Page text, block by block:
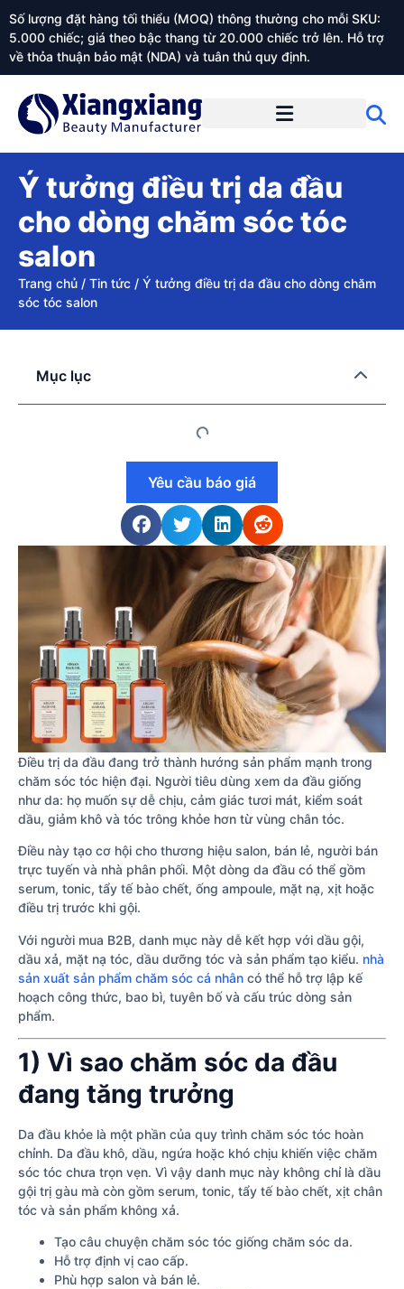
Số lượng đặt hàng tối thiểu (MOQ) thông thường cho mỗi SKU:
5.000 chiếc; giá theo bậc thang từ 20.000 chiếc trở lên. Hỗ trợ
về thỏa thuận bảo mật (NDA) và tuân thủ quy định.
Ý tưởng điều trị da đầu
cho dòng chăm sóc tóc
salon
Trang chủ / Tin tức / Ý tưởng điều trị da đầu cho dòng chăm
sóc tóc salon
Điều trị da đầu đang trở thành hướng sản phẩm mạnh trong
chăm sóc tóc hiện đại. Người tiêu dùng xem da đầu giống
như da: họ muốn sự dễ chịu, cảm giác tươi mát, kiểm soát
dầu, giảm khô và tóc trông khỏe hơn từ vùng chân tóc.
Điều này tạo cơ hội cho thương hiệu salon, bán lẻ, người bán
trực tuyến và nhà phân phối. Một dòng da đầu có thể gồm
serum, tonic, tẩy tế bào chết, ống ampoule, mặt nạ, xịt hoặc
điều trị trước khi gội.
Với người mua B2B, danh mục này dễ kết hợp với dầu gội,
dầu xả, mặt nạ tóc, dầu dưỡng tóc và sản phẩm tạo kiểu. nhà
sản xuất sản phẩm chăm sóc cá nhân có thể hỗ trợ lập kế
hoạch công thức, bao bì, tuyên bố và cấu trúc dòng sản
phẩm.
1) Vì sao chăm sóc da đầu
đang tăng trưởng
Da đầu khỏe là một phần của quy trình chăm sóc tóc hoàn
chỉnh. Da đầu khô, dầu, ngứa hoặc khó chịu khiến việc chăm
sóc tóc chưa trọn vẹn. Vì vậy danh mục này không chỉ là dầu
gội trị gàu mà còn gồm serum, tonic, tẩy tế bào chết, xịt chân
tóc và sản phẩm không xả.
Tạo câu chuyện chăm sóc tóc giống chăm sóc da.
Hỗ trợ định vị cao cấp.
Phù hợp salon và bán lẻ.
Mục lục
Yêu cầu báo giá